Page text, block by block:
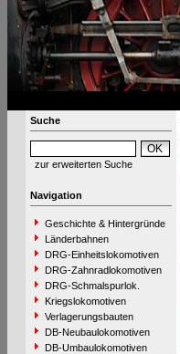
Suche
zur erweiterten Suche
Navigation
Geschichte & Hintergründe
Länderbahnen
DRG-Einheitslokomotiven
DRG-Zahnradlokomotiven
DRG-Schmalspurlok.
Kriegslokomotiven
Verlagerungsbauten
DB-Neubaulokomotiven
DB-Umbaulokomotiven